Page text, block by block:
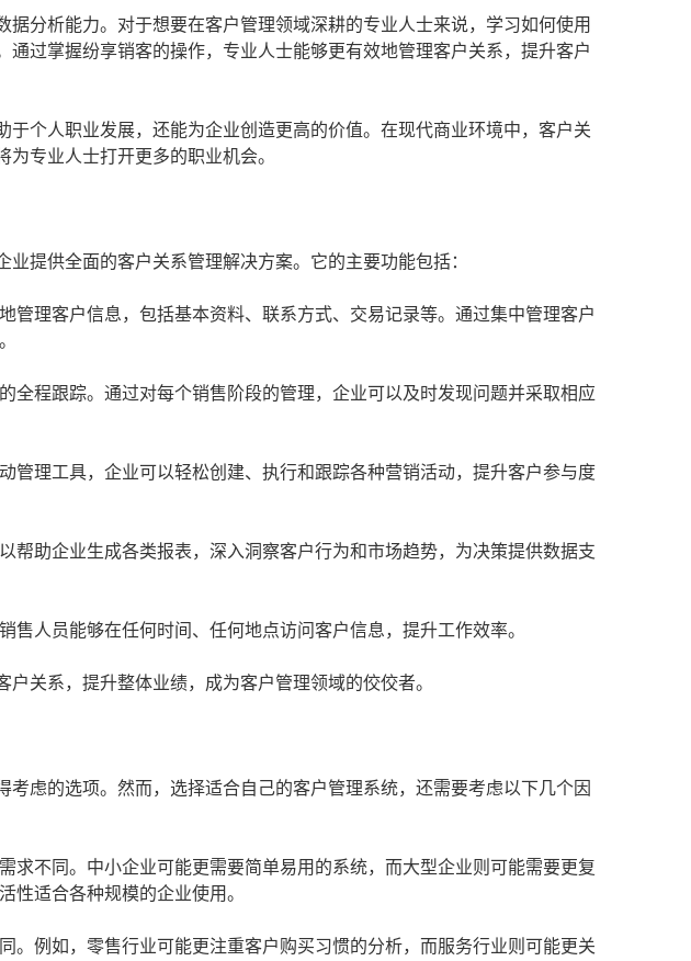
分析能力。对于想要在客户管理领域深耕的专业人士来说，学习如何使用
过掌握纷享销客的操作，专业人士能够更有效地管理客户关系，提升客户
个人职业发展，还能为企业创造更高的价值。在现代商业环境中，客户关
专业人士打开更多的职业机会。
提供全面的客户关系管理解决方案。它的主要功能包括：
管理客户信息，包括基本资料、联系方式、交易记录等。通过集中管理客户
全程跟踪。通过对每个销售阶段的管理，企业可以及时发现问题并采取相应
管理工具，企业可以轻松创建、执行和跟踪各种营销活动，提升客户参与度
帮助企业生成各类报表，深入洞察客户行为和市场趋势，为决策提供数据支
售人员能够在任何时间、任何地点访问客户信息，提升工作效率。
关系，提升整体业绩，成为客户管理领域的佼佼者。
虑的选项。然而，选择适合自己的客户管理系统，还需要考虑以下几个因
求不同。中小企业可能更需要简单易用的系统，而大型企业则可能需要更复
性适合各种规模的企业使用。
。例如，零售行业可能更注重客户购买习惯的分析，而服务行业则可能更关